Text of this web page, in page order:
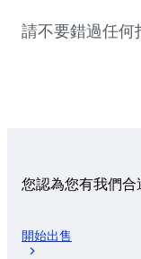
請不要錯過任何
您認為您有我們合
開始出售